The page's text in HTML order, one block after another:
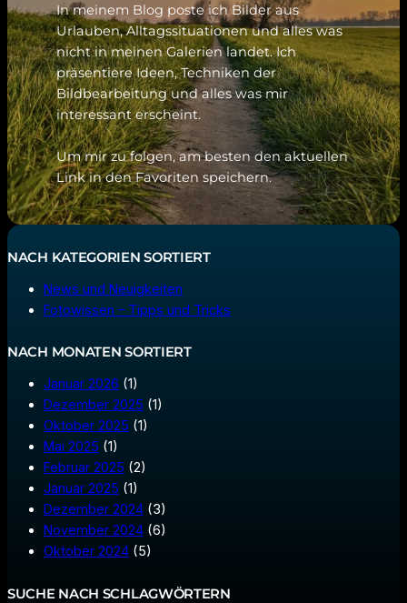
In meinem Blog poste ich Bilder aus
Urlauben, Alltagssituationen und alles was
nicht in meinen Galerien landet. Ich
präsentiere Ideen, Techniken der
Bildbearbeitung und alles was mir
interessant erscheint.
Um mir zu folgen, am besten den aktuellen
Link in den Favoriten speichern.
NACH KATEGORIEN SORTIERT
News und Neuigkeiten
Fotowissen – Tipps und Tricks
NACH MONATEN SORTIERT
Januar 2026 (1)
Dezember 2025 (1)
Oktober 2025 (1)
Mai 2025 (1)
Februar 2025 (2)
Januar 2025 (1)
Dezember 2024 (3)
November 2024 (6)
Oktober 2024 (5)
SUCHE NACH SCHLAGWÖRTERN